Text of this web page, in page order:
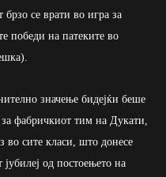
се врати во игра за
победи на патеките во
значење бидејќи беше
фабричкиот тим на Дукати,
во сите класи, што донесе
од постоењето на